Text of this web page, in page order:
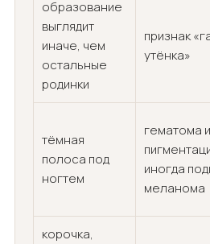
образование
выглядит
иначе, чем
остальные
родинки
признак
утёнка»
тёмная
полоса под
ногтем
гематома
иногда
меланома
корочка,